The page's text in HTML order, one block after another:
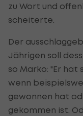
zu Wort und
scheiterte.
Der
Jährigen soll
so Marko: "Er hat
wenn
gewonnen hat
gekommen ist.